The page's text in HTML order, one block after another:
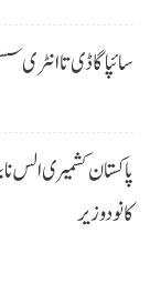
سائپا گاڈی تا انٹری
پاکستان کشمیری الس
کانودوزیر